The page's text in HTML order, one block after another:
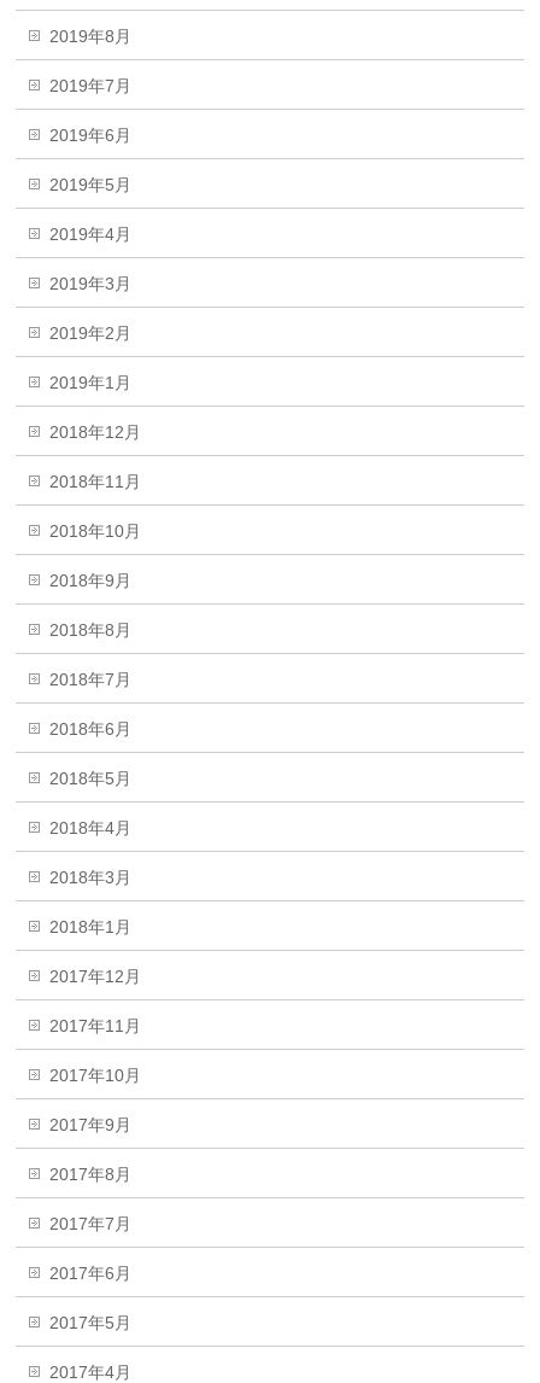
2019年8月
2019年7月
2019年6月
2019年5月
2019年4月
2019年3月
2019年2月
2019年1月
2018年12月
2018年11月
2018年10月
2018年9月
2018年8月
2018年7月
2018年6月
2018年5月
2018年4月
2018年3月
2018年1月
2017年12月
2017年11月
2017年10月
2017年9月
2017年8月
2017年7月
2017年6月
2017年5月
2017年4月